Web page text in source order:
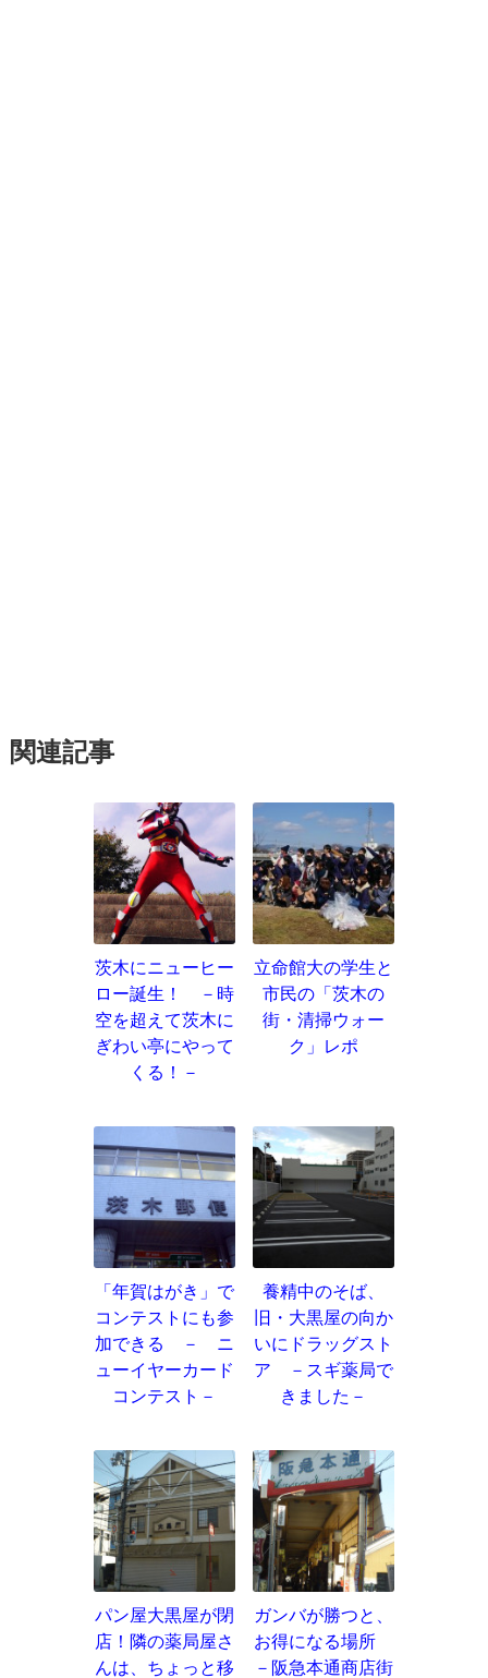
関連記事
茨木にニューヒー
ロー誕生！ －時
空を超えて茨木に
ぎわい亭にやって
くる！－
立命館大の学生と
市民の「茨木の
街・清掃ウォー
ク」レポ
「年賀はがき」で
コンテストにも参
加できる － ニ
ューイヤーカード
コンテスト－
養精中のそば、
旧・大黒屋の向か
いにドラッグスト
ア －スギ薬局で
きました－
パン屋大黒屋が閉
店！隣の薬局屋さ
んは、ちょっと移
ガンバが勝つと、
お得になる場所
－阪急本通商店街